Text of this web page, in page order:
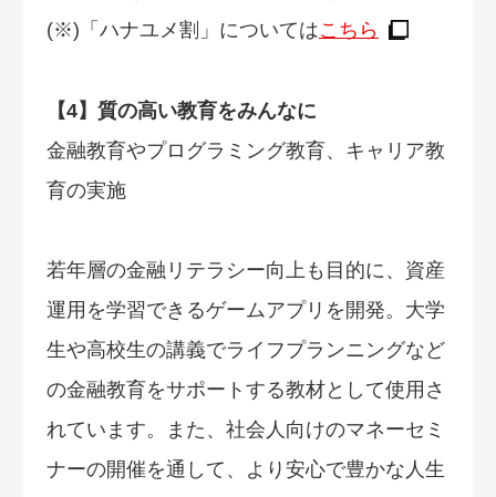
(※)「ハナユメ割」についてはこちら
【4】質の高い教育をみんなに
金融教育やプログラミング教育、キャリア教
育の実施
若年層の金融リテラシー向上も目的に、資産
運用を学習できるゲームアプリを開発。大学
生や高校生の講義でライフプランニングなど
の金融教育をサポートする教材として使用さ
れています。また、社会人向けのマネーセミ
ナーの開催を通して、より安心で豊かな人生